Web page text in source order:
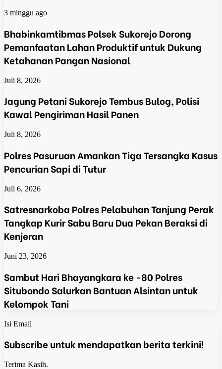
3 minggu ago
Bhabinkamtibmas Polsek Sukorejo Dorong
Pemanfaatan Lahan Produktif untuk Dukung
Ketahanan Pangan Nasional
Juli 8, 2026
Jagung Petani Sukorejo Tembus Bulog, Polisi
Kawal Pengiriman Hasil Panen
Juli 8, 2026
Polres Pasuruan Amankan Tiga Tersangka Kasus
Pencurian Sapi di Tutur
Juli 6, 2026
Satresnarkoba Polres Pelabuhan Tanjung Perak
Tangkap Kurir Sabu Baru Dua Pekan Beraksi di
Kenjeran
Juni 23, 2026
Sambut Hari Bhayangkara ke -80 Polres
Situbondo Salurkan Bantuan Alsintan untuk
Kelompok Tani
Isi Email
Subscribe untuk mendapatkan berita terkini!
Terima Kasih.